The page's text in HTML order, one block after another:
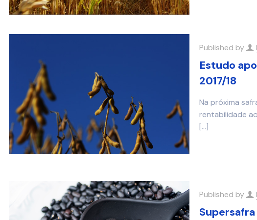
Published by
Estudo
2017/18
Na próxima
rentabilidade
[…]
Published by